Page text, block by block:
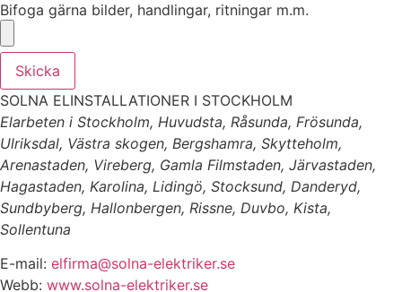
Bifoga gärna bilder, handlingar, ritningar m.m.
Skicka
SOLNA ELINSTALLATIONER I STOCKHOLM
Elarbeten i Stockholm, Huvudsta, Råsunda, Frösunda,
Ulriksdal, Västra skogen, Bergshamra, Skytteholm,
Arenastaden, Vireberg, Gamla Filmstaden, Järvastaden,
Hagastaden, Karolina, Lidingö, Stocksund, Danderyd,
Sundbyberg, Hallonbergen, Rissne, Duvbo, Kista,
Sollentuna
E-mail: elfirma@solna-elektriker.se
Webb: www.solna-elektriker.se